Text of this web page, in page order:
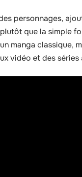
personnages,
que la simple
manga classique,
vidéo et des séries